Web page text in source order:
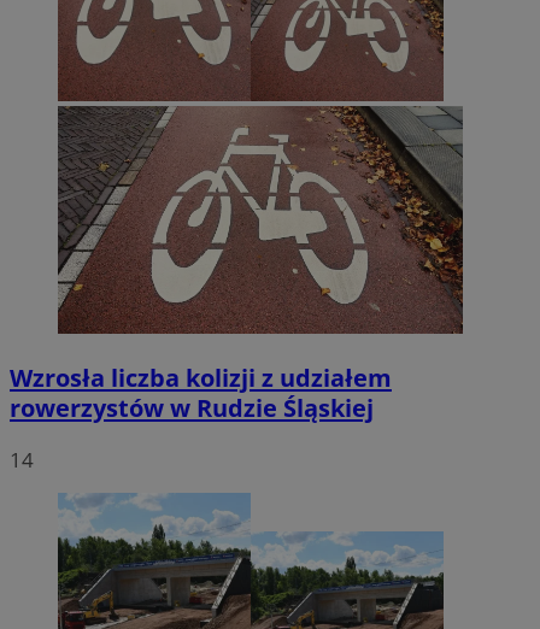
Wzrosła liczba kolizji z udziałem
rowerzystów w Rudzie Śląskiej
14